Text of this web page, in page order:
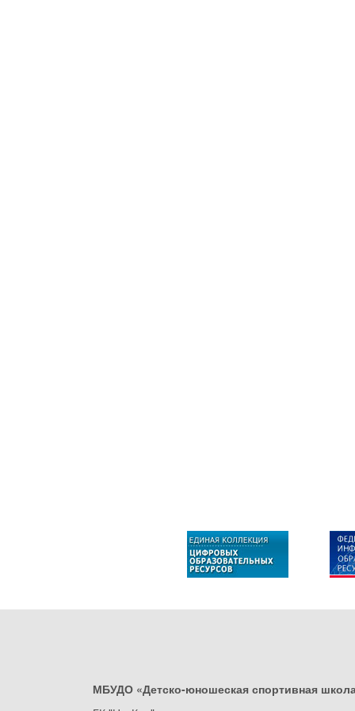
МБУДО «Детско-юношеская спортивная